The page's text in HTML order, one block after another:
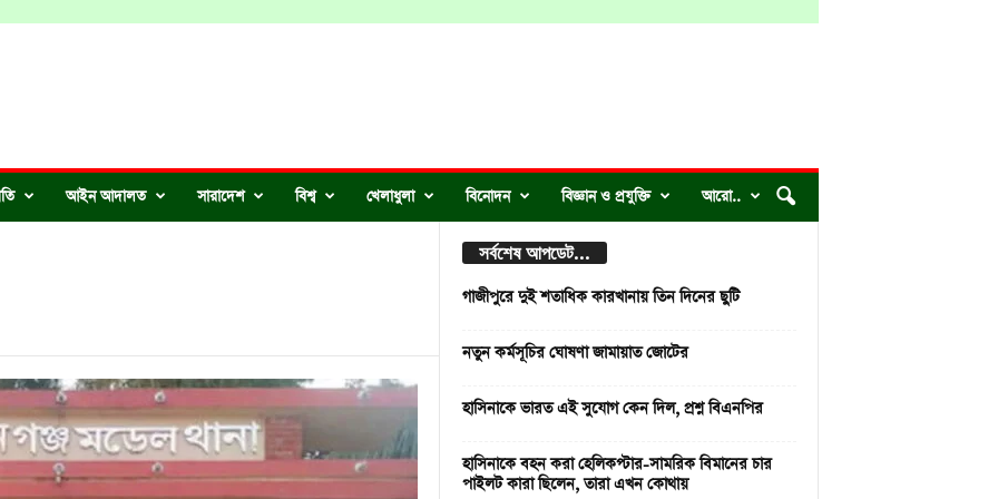
আইন আদালত সারাদেশ বিশ্ব খেলাধুলা বিনোদন বিজ্ঞান ও প্রযুক্তি আরো..
সর্বশেষ আপডেট...
গাজীপুরে দুই শতাধিক কারখানায় তিন দিনের ছুটি
নতুন কর্মসূচির ঘোষণা জামায়াত জোটের
হাসিনাকে ভারত এই সুযোগ কেন দিল, প্রশ্ন বিএনপির
হাসিনাকে বহন করা হেলিকপ্টার-সামরিক বিমানের চার
পাইলট কারা ছিলেন, তারা এখন কোথায়